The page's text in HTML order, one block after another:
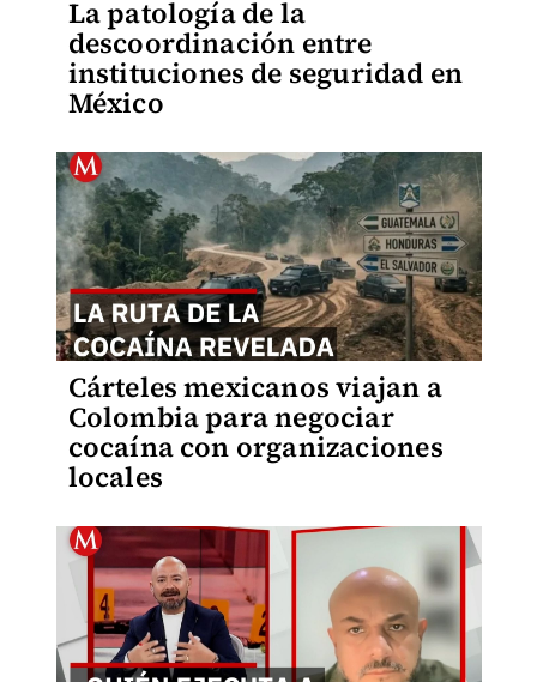
La patología de la
descoordinación entre
instituciones de seguridad en
México
Cárteles mexicanos viajan a
Colombia para negociar
cocaína con organizaciones
locales